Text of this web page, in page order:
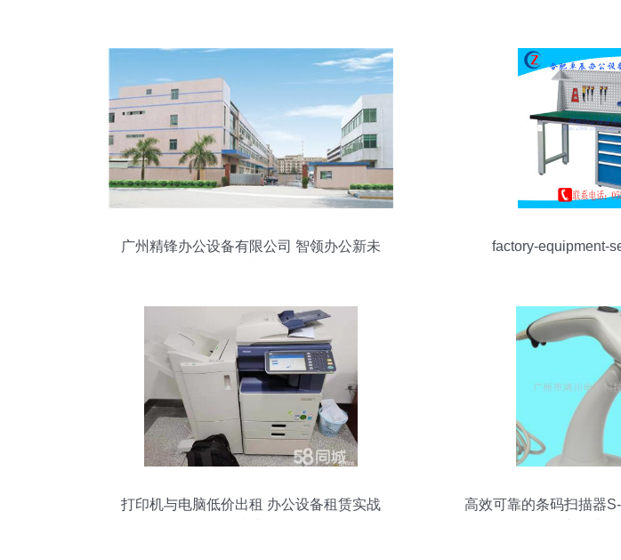
广州精锋办公设备有限公司 智领办公新未
factory-equipment-
打印机与电脑低价出租 办公设备租赁实战
高效可靠的条码扫描器